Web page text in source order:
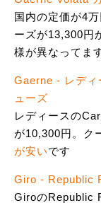
国内の定価が4
ーズが13,300円
様が異なってま
Gaerne - レディ
ューズ
レディースの
が10,300円。ク
が安いです
Giro - Republic
GiroのRepublic